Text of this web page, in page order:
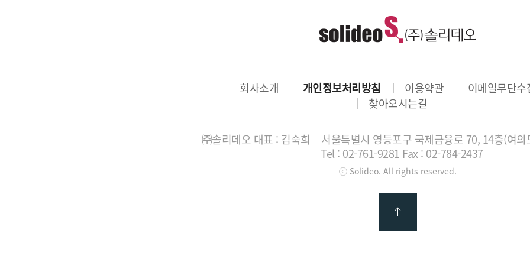
회사소개 개인정보처리방침 이용약관
이메일무단수
찾아오시는길
㈜솔리데오 대표 : 김숙희
서울특별시 영등포구 국제금융로 70, 14층(여
Tel : 02-761-9281 Fax : 02-784-2437
ⓒ Solideo. All rights reserved.